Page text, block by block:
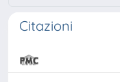
Citazioni